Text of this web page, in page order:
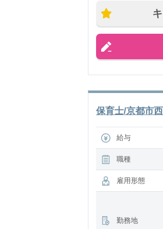
保育士/京都市
給与
職種
雇用形態
勤務地